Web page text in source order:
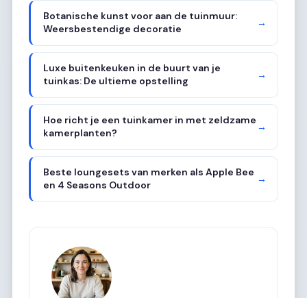
Botanische kunst voor aan de tuinmuur:
Weersbestendige decoratie
→
Luxe buitenkeuken in de buurt van je
tuinkas: De ultieme opstelling
→
Hoe richt je een tuinkamer in met zeldzame
kamerplanten?
→
Beste loungesets van merken als Apple Bee
en 4 Seasons Outdoor
→